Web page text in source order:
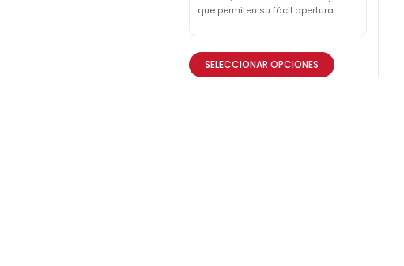
que permiten su fácil apertura.
SELECCIONAR OPCIONES